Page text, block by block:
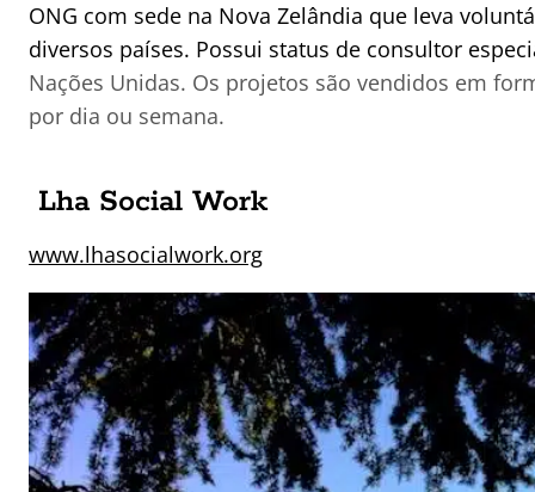
ONG com sede na Nova Zelândia que leva
diversos países. Possui status de consultor
Nações Unidas. Os projetos são vendidos em
por dia ou semana.
Lha Social Work
www.lhasocialwork.org